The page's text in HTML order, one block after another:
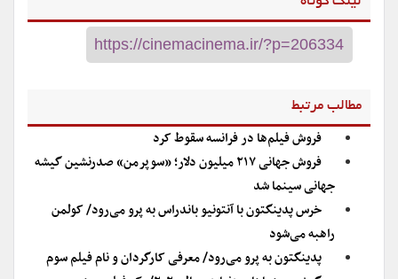
مطالب مرتبط
فروش فیلم‌ها در فرانسه سقوط کرد
فروش جهانی ۲۱۷ میلیون دلار؛ «سوپرمن» صدرنشین گیشه
جهانی سینما شد
خرس پدینگتون با آنتونیو باندراس به پرو می‌رود/ کولمن
راهبه می‌شود
پدینگتون به پرو می‌رود/ معرفی کارگردان و نام فیلم سوم